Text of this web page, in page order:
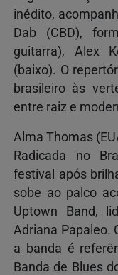
inédito,
Dab (CBD),
guitarra), Alex
(baixo). O
brasileiro às
entre raiz e
Alma Thomas
Radicada no
festival após
sobe ao palco
Uptown Band,
Adriana Papaleo.
a banda é
Banda de Blues